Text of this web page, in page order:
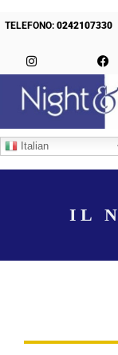
TELEFONO:0242107330
Italian
IL